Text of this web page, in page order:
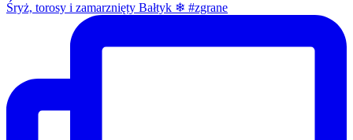
Śryż, torosy i zamarznięty Bałtyk ❄ #zgrane